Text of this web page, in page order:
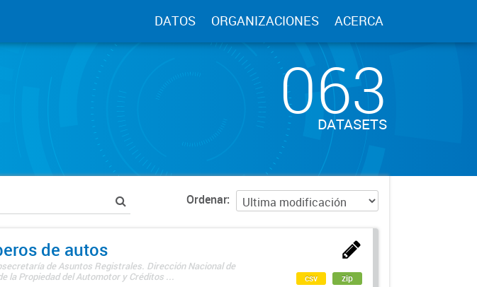
DATOS ORGANIZACIONES ACERCA
063
DATASETS
Ordenar
de autos
de Asuntos Registrales. Dirección Nacional de
la Propiedad del Automotor y Créditos ...
csv zip